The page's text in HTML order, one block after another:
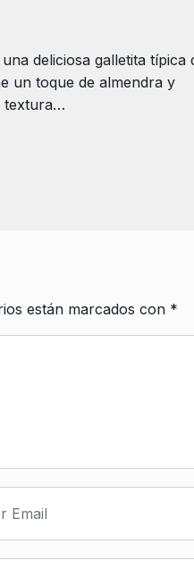
deliciosa galletita típica
un toque de almendra y
textura…
están marcados con *